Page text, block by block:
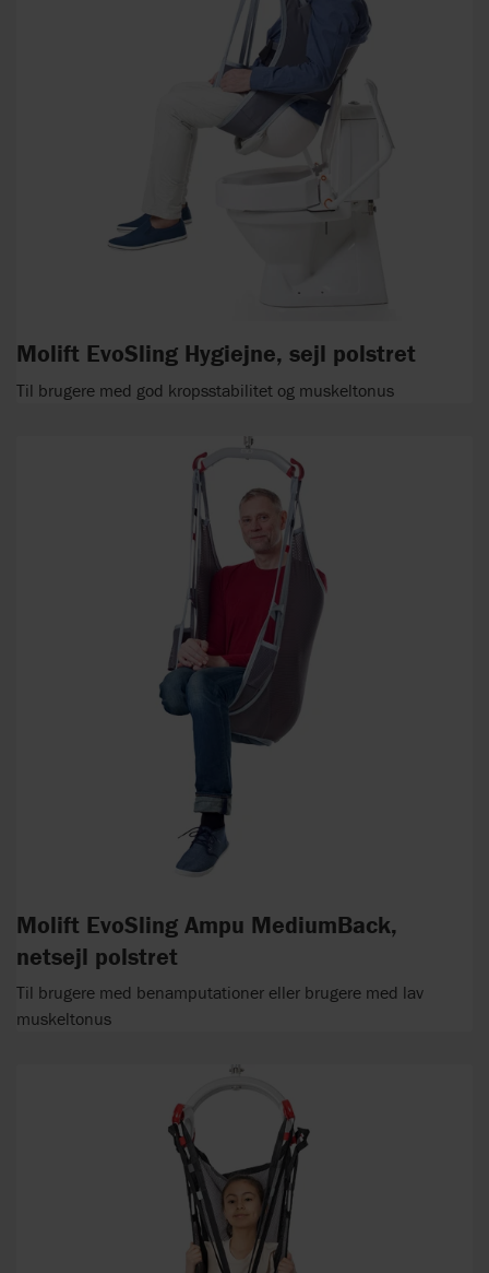
Molift EvoSling Hygiejne, sejl polstret
Til brugere med god kropsstabilitet og muskeltonus
Molift EvoSling Ampu MediumBack,
netsejl polstret
Til brugere med benamputationer eller brugere med lav
muskeltonus